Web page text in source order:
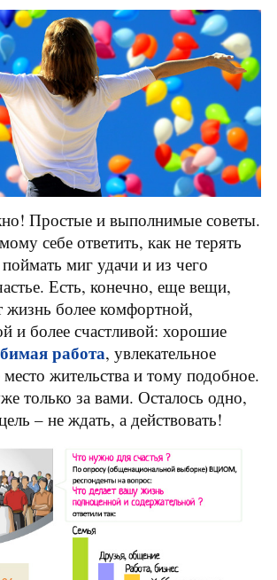
Простые и выполнимые советы.
себе ответить, как не терять
миг удачи и из чего
Есть, конечно, еще вещи,
жизнь более комфортной,
и более счастливой: хорошие
работа, увлекательное
жительства и тому подобное.
только за вами. Осталось одно,
– не ждать, а действовать!